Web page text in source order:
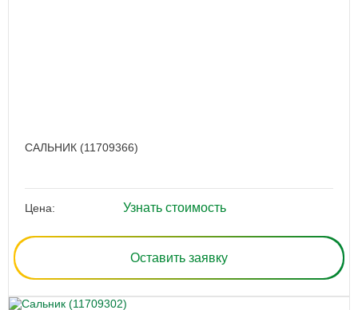
САЛЬНИК (11709366)
Цена: Узнать стоимость
Оставить заявку